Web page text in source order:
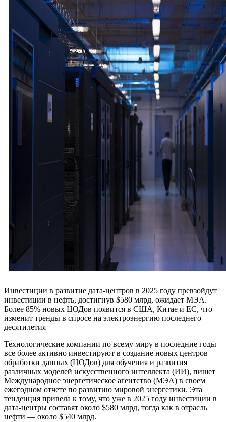
Инвестиции в развитие дата-центров в 2025 году превзойдут
инвестиции в нефть, достигнув $580 млрд, ожидает МЭА.
Более 85% новых ЦОДов появится в США, Китае и ЕС, что
изменит тренды в спросе на электроэнергию последнего
десятилетия
Технологические компании по всему миру в последние годы
все более активно инвестируют в создание новых центров
обработки данных (ЦОДов) для обучения и развития
различных моделей искусственного интеллекта (ИИ), пишет
Международное энергетическое агентство (МЭА) в своем
ежегодном отчете по развитию мировой энергетики. Эта
тенденция привела к тому, что уже в 2025 году инвестиции в
дата-центры составят около $580 млрд, тогда как в отрасль
нефти — около $540 млрд.